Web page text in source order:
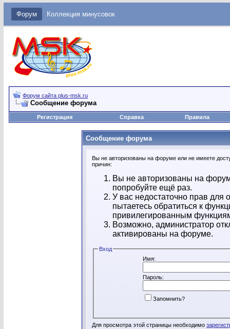
Форум Коллекция минусовок
Форум сайта plus-msk.ru
Сообщение форума
Регистрация Справка Правила
Сообщение форума
Вы не авторизованы на форуме или не имеете
причин:
Вы не авторизованы на
попробуйте ещё раз.
У вас недостаточно прав
пытаетесь обратиться к
привилегированным
Возможно, администратор
активированы на форуме.
Вход
Имя:
Пароль:
Запомнить?
Для просмотра этой страницы необходимо